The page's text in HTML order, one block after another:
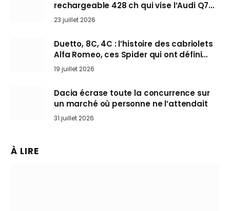
rechargeable 428 ch qui vise l’Audi Q7
arrive en Europe cet automne
23 juillet 2026
Duetto, 8C, 4C : l’histoire des cabriolets
Alfa Romeo, ces Spider qui ont défini
l’art de rouler cheveux au vent
19 juillet 2026
Dacia écrase toute la concurrence sur
un marché où personne ne l’attendait
31 juillet 2026
À LIRE